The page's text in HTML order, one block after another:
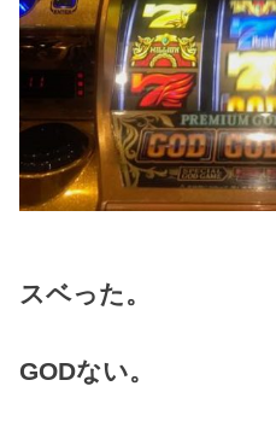
スベった。
GODない。